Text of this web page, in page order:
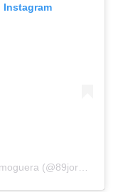
Instagram
Un post condiviso da Jorge Martin Almoguera (@89jorgemartin)